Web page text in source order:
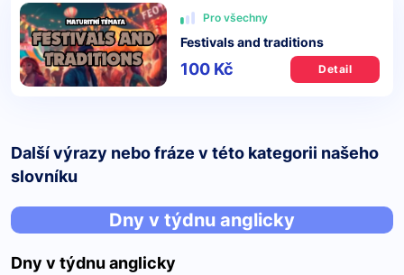
Pro všechny
Festivals and traditions
100 Kč Detail
Další výrazy nebo fráze v této kategorii našeho
slovníku
Dny v týdnu anglicky
Dny v týdnu anglicky